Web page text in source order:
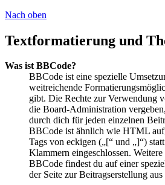
Nach oben
Textformatierung und
Was ist BBCode?
BBCode ist eine spezielle
weitreichende
gibt. Die Rechte zur Verwendung
die Board-Administration
durch dich für jeden einzelnen
BBCode ist ähnlich wie HTML
Tags von eckigen („[“ und „]“)
Klammern eingeschlossen.
BBCode findest du auf einer
der Seite zur Beitragserstellung